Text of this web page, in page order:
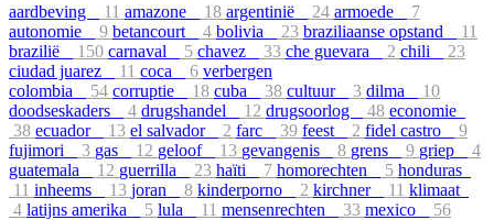
aardbeving 11 amazone 18 argentinië 24 armoede
7
autonomie
9 betancourt 4 bolivia 23 braziliaanse opstand
11
brazilië
150 carnaval 5 chavez 33 che guevara 2 chili
23
ciudad juarez
11 coca 6 verbergen
colombia
54 corruptie 18 cuba 38 cultuur 3 dilma
10
doodseskaders
4 drugshandel 12 drugsoorlog 48 economie
38 ecuador 13 el salvador 2 farc 39 feest 2 fidel castro
9
fujimori
3 gas 12 geloof 13 gevangenis 8 grens 9 griep
4
guatemala
12 guerrilla 23 haïti 7 homorechten 5 honduras
11 inheems 13 joran 8 kinderporno 2 kirchner 11 klimaat
4 latijns amerika 5 lula 11 mensenrechten 33 mexico
56